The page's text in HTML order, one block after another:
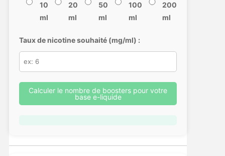
10
ml
20
ml
50
ml
100
ml
200
ml
Taux de nicotine souhaité (mg/ml) :
Calculer le nombre de boosters pour votre
base e-liquide